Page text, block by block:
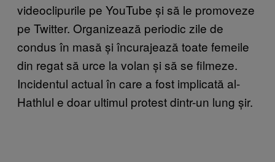
videoclipurile pe YouTube și să le promoveze
pe Twitter. Organizează periodic zile de
condus în masă și încurajează toate femeile
din regat să urce la volan și să se filmeze.
Incidentul actual în care a fost implicată al-
Hathlul e doar ultimul protest dintr-un lung șir.